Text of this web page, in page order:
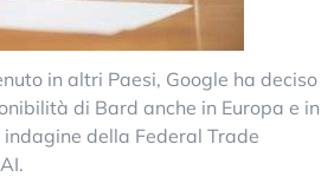
in altri Paesi, Google ha deciso
di Bard anche in Europa e in
della Federal Trade